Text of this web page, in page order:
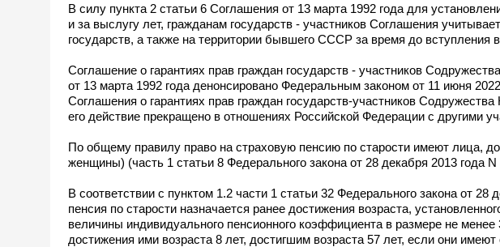
В силу пункта 2 статьи 6 Соглашения от 13 марта 1992 года для
и за выслугу лет, гражданам государств - участников Соглашения
государств, а также на территории бывшего СССР за время до вступления
Соглашение о гарантиях прав граждан государств - участников
от 13 марта 1992 года денонсировано Федеральным законом от 11 июня
Соглашения о гарантиях прав граждан государств-участников
его действие прекращено в отношениях Российской Федерации с другими
По общему правилу право на страховую пенсию по старости имеют лица,
женщины) (часть 1 статьи 8 Федерального закона от 28 декабря 2013 года
В соответствии с пунктом 1.2 части 1 статьи 32 Федерального закона от
пенсия по старости назначается ранее достижения возраста,
величины индивидуального пенсионного коэффициента в размере не
достижения ими возраста 8 лет, достигшим возраста 57 лет, если они